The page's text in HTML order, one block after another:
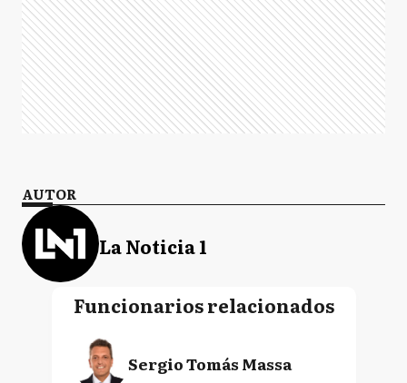
AUTOR
La Noticia 1
Funcionarios relacionados
Sergio Tomás Massa